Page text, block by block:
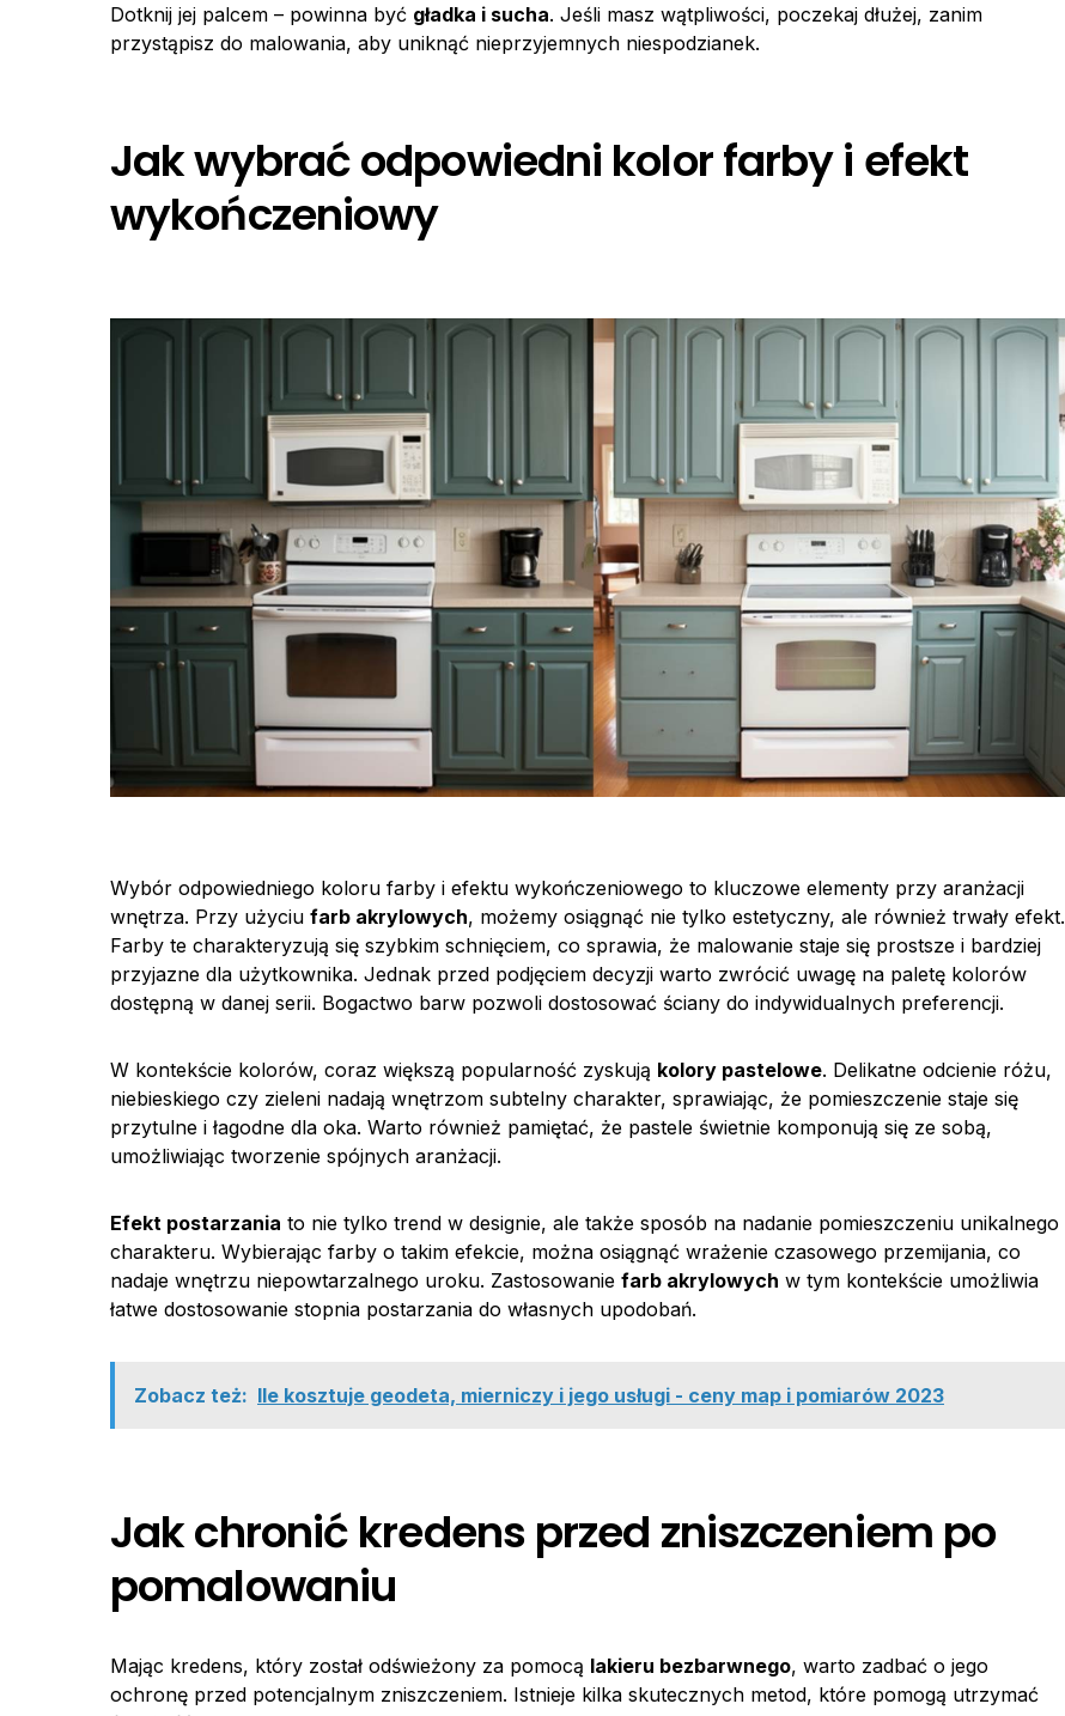
Dotknij jej palcem – powinna być gładka i sucha. Jeśli masz wątpliwości, poczekaj dłużej, zanim
przystąpisz do malowania, aby uniknąć nieprzyjemnych niespodzianek.
Jak wybrać odpowiedni kolor farby i efekt
wykończeniowy
Wybór odpowiedniego koloru farby i efektu wykończeniowego to kluczowe elementy przy aranżacji
wnętrza. Przy użyciu farb akrylowych, możemy osiągnąć nie tylko estetyczny, ale również trwały efekt.
Farby te charakteryzują się szybkim schnięciem, co sprawia, że malowanie staje się prostsze i bardziej
przyjazne dla użytkownika. Jednak przed podjęciem decyzji warto zwrócić uwagę na paletę kolorów
dostępną w danej serii. Bogactwo barw pozwoli dostosować ściany do indywidualnych preferencji.
W kontekście kolorów, coraz większą popularność zyskują kolory pastelowe. Delikatne odcienie różu,
niebieskiego czy zieleni nadają wnętrzom subtelny charakter, sprawiając, że pomieszczenie staje się
przytulne i łagodne dla oka. Warto również pamiętać, że pastele świetnie komponują się ze sobą,
umożliwiając tworzenie spójnych aranżacji.
Efekt postarzania to nie tylko trend w designie, ale także sposób na nadanie pomieszczeniu unikalnego
charakteru. Wybierając farby o takim efekcie, można osiągnąć wrażenie czasowego przemijania, co
nadaje wnętrzu niepowtarzalnego uroku. Zastosowanie farb akrylowych w tym kontekście umożliwia
łatwe dostosowanie stopnia postarzania do własnych upodobań.
Zobacz też: Ile kosztuje geodeta, mierniczy i jego usługi - ceny map i pomiarów 2023
Jak chronić kredens przed zniszczeniem po
pomalowaniu
Mając kredens, który został odświeżony za pomocą lakieru bezbarwnego, warto zadbać o jego
ochronę przed potencjalnym zniszczeniem. Istnieje kilka skutecznych metod, które pomogą utrzymać